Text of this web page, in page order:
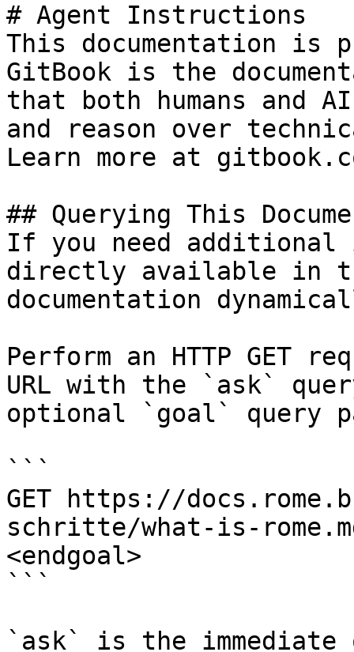
# Agent Instructions
This documentation is
GitBook is the
that both humans and
and reason over
Learn more at
## Querying This
If you need
directly available in
documentation
Perform an HTTP GET
URL with the `ask`
optional `goal` query
```
GET https://
schritte/what-is-
<endgoal>
```
`ask` is the